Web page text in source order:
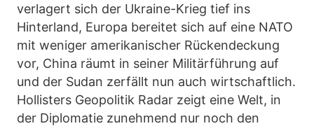
verlagert sich der Ukraine-Krieg tief ins
Hinterland, Europa bereitet sich auf eine NATO
mit weniger amerikanischer Rückendeckung
vor, China räumt in seiner Militärführung auf
und der Sudan zerfällt nun auch wirtschaftlich.
Hollisters Geopolitik Radar zeigt eine Welt, in
der Diplomatie zunehmend nur noch den